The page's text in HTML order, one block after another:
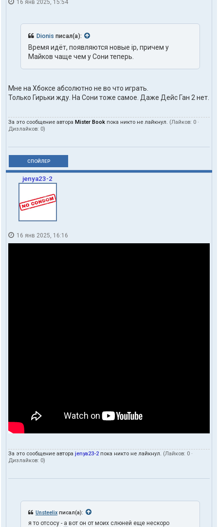
16 янв 2025, 15:54
Dionis писал(а):
Время идёт, появляются новые ip, причем у
Майков чаще чем у Сони теперь.
Мне на Хбоксе абсолютно не во что играть.
Только Гирьки жду. На Сони тоже самое. Даже Дейс Ган 2 нет.
За это сообщение автора Mister Book пока никто не лайкнул. (Лайков: 0 ·
Дизлайков: 0)
СПОЙЛЕР
jenya23-2
16 янв 2025, 16:16
За это сообщение автора jenya23-2 пока никто не лайкнул. (Лайков: 0 ·
Дизлайков: 0)
Unsteelix писал(а):
я то отсосу - а вот он от моих слюней еще нескоро